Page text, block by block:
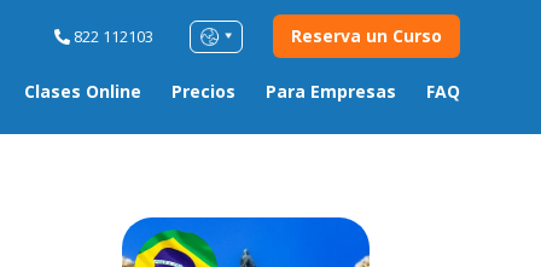
Clases Online Precios Para Empresas FAQ
822 112103 Reserva un Curso